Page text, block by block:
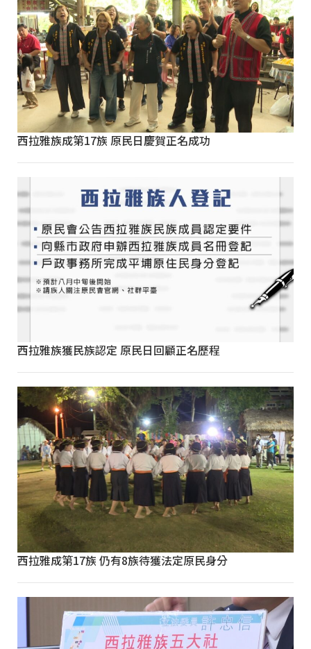
西拉雅族成第17族 原民日慶賀正名成功
西拉雅族獲民族認定 原民日回顧正名歷程
西拉雅成第17族 仍有8族待獲法定原民身分